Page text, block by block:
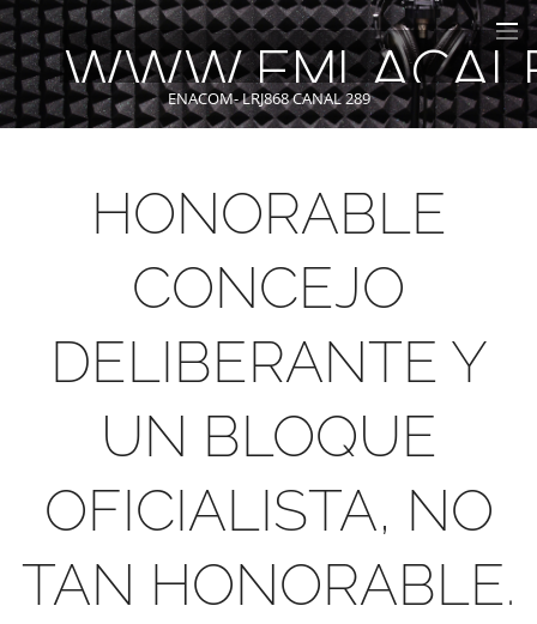
ENACOM- LRJ868 CANAL 289
HONORABLE
CONCEJO
DELIBERANTE Y
UN BLOQUE
OFICIALISTA, NO
TAN HONORABLE.